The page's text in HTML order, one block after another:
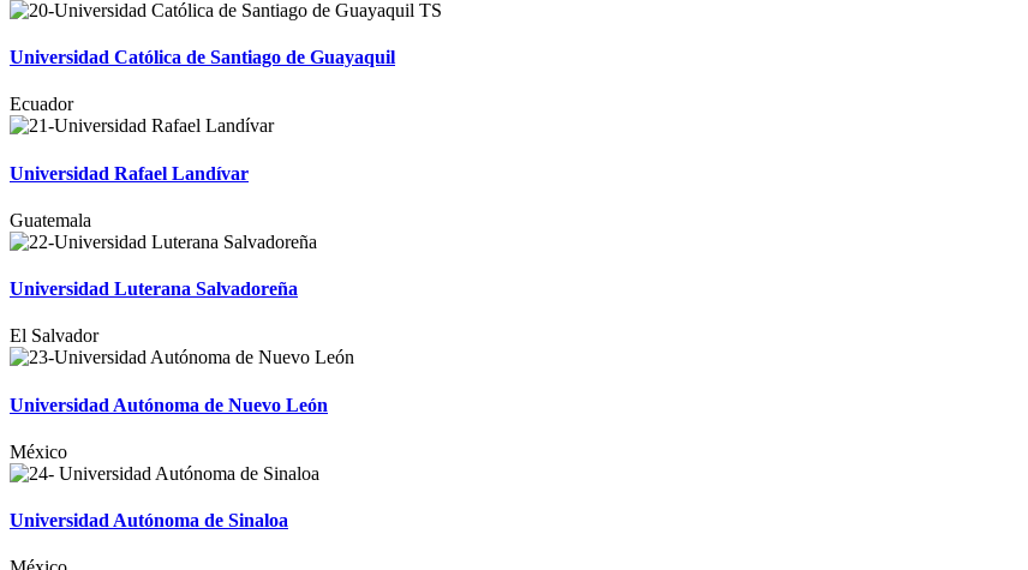
Universidad Católica de Santiago de Guayaquil
Ecuador
Universidad Rafael Landívar
Guatemala
Universidad Luterana Salvadoreña
El Salvador
Universidad Autónoma de Nuevo León
México
Universidad Autónoma de Sinaloa